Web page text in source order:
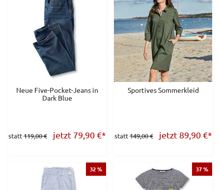
Neue Five-Pocket-Jeans in
Dark Blue
statt119,00 € jetzt 79,90€*
Sportives Sommerkleid
statt149,00 € jetzt 89,90€*
32 % 37 %